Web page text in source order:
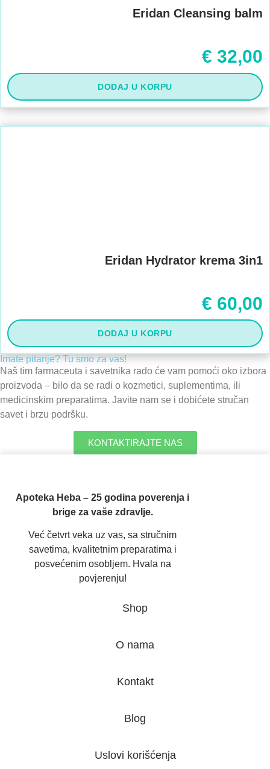
Eridan Cleansing balm
€ 32,00
DODAJ U KORPU
Eridan Hydrator krema 3in1
€ 60,00
DODAJ U KORPU
Imate pitanje? Tu smo za vas!
Naš tim farmaceuta i savetnika rado će vam pomoći oko izbora
proizvoda – bilo da se radi o kozmetici, suplementima, ili
medicinskim preparatima. Javite nam se i dobićete stručan
savet i brzu podršku.
KONTAKTIRAJTE NAS
Apoteka Heba – 25 godina poverenja i
brige za vaše zdravlje.
Već četvrt veka uz vas, sa stručnim
savetima, kvalitetnim preparatima i
posvećenim osobljem. Hvala na
povjerenju!
Shop
O nama
Kontakt
Blog
Uslovi korišćenja